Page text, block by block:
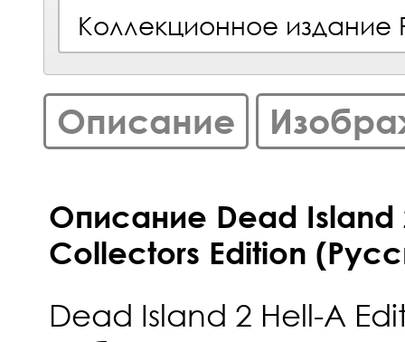
Коллекционное издание
Описание
Описание Dead Island
Collectors Edition
Dead Island 2 Hell-A